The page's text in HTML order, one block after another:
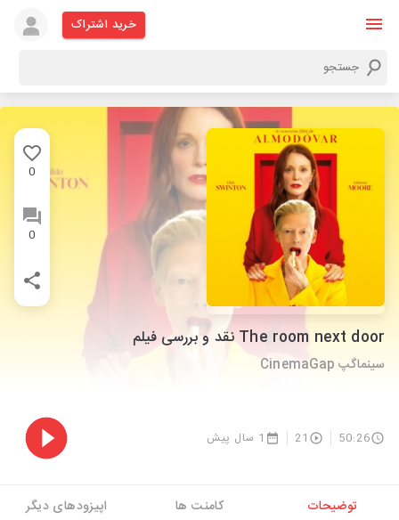
خرید اشتراک
0
0
The room next door نقد و بررسی فیلم
سینماگپ CinemaGap
50:26
21 1 سال پیش
توضیحات کامنت ها اپیزودهای دیگر